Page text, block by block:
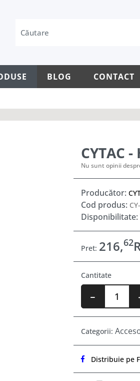
BLOG CONTACT
CYTAC
Nu sunt opinii
Producător:
Cod produs:
Disponibilitate:
Pret: 216,62
Cantitate
Categorii:
Distribuie pe